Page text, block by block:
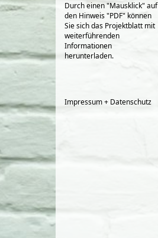
Durch einen "Mausklick" auf
den Hinweis "PDF" können
Sie sich das Projektblatt mit
weiterführenden
Informationen
herunterladen.
Impressum + Datenschutz